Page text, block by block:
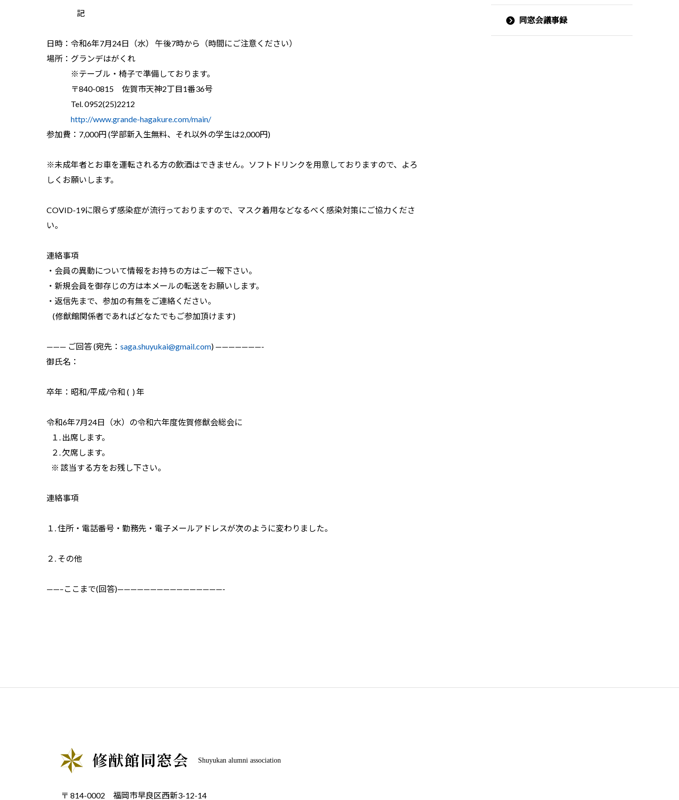
記
日時：令和6年7月24日（水） 午後7時から（時間にご注意ください）
場所：グランデはがくれ
※テーブル・椅子で準備しております。
〒840-0815 佐賀市天神2丁目1番36号
Tel. 0952(25)2212
http://www.grande-hagakure.com/main/
参加費：7,000円 (学部新入生無料、それ以外の学生は2,000円)
※未成年者とお車を運転される方の飲酒はできません。ソフトドリンクを用意しておりますので、よろ
しくお願いします。
COVID-19に限らず感染症が流行っておりますので、マスク着用などなるべく感染対策にご協力くださ
い。
連絡事項
・会員の異動について情報をお持ちの方はご一報下さい。
・新規会員を御存じの方は本メールの転送をお願いします。
・返信先まで、参加の有無をご連絡ください。
(修猷館関係者であればどなたでもご参加頂けます)
——— ご回答 (宛先： saga.shuyukai@gmail.com) ———————-
御氏名：
卒年：昭和/平成/令和 ( ) 年
令和6年7月24日（水）の令和六年度佐賀修猷会総会に
１. 出席します。
２. 欠席します。
※ 該当する方をお残し下さい。
連絡事項
１. 住所・電話番号・勤務先・電子メールアドレスが次のように変わりました。
２. その他
——–ここまで(回答)————————————————-
同窓会議事録
Shuyukan alumni association
〒 814-0002 福岡市早良区西新3-12-14